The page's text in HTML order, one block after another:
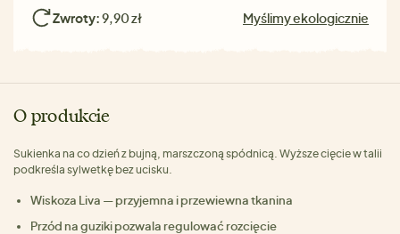
Zwroty:9,90 zł Myślimy ekologicznie
O produkcie
Sukienka na co dzień z bujną, marszczoną spódnicą. Wyższe cięcie w talii
podkreśla sylwetkę bez ucisku.
Wiskoza Liva — przyjemna i przewiewna tkanina
Przód na guziki pozwala regulować rozcięcie